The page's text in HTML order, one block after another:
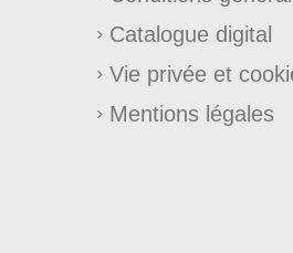
Catalogue digital
Vie privée et
Mentions légales